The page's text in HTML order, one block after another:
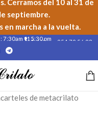
Cerramos del 10 al 31 de
septiembre.
en marcha a la vuelta.
7:30am - 15:30 pmTeléfono: 954 79 56 23
de metacrilato